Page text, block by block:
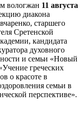
вологжан 11 августа
диакона
старшего
Сретенской
кандидата
духовного
и семьи «Новый
греческих
о красоте в
семьи в
перспективе».